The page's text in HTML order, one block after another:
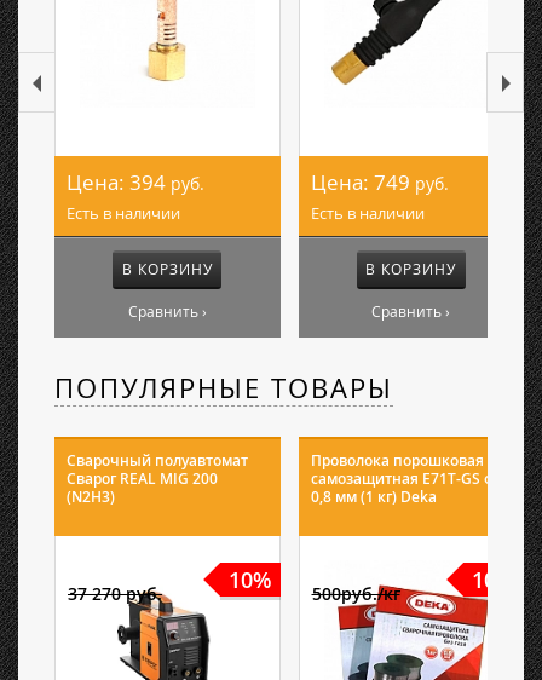
Цена: 394 руб.
Есть в наличии
В КОРЗИНУ
Сравнить ›
Цена: 749 руб.
Есть в наличии
В КОРЗИНУ
Сравнить ›
ПОПУЛЯРНЫЕ ТОВАРЫ
Сварочный полуавтомат
Сварог REAL MIG 200
(N2H3)
10%
37 270 руб.
Проволока порошковая
самозащитная E71T-GS ф
0,8 мм (1 кг) Deka
10%
500руб./кг